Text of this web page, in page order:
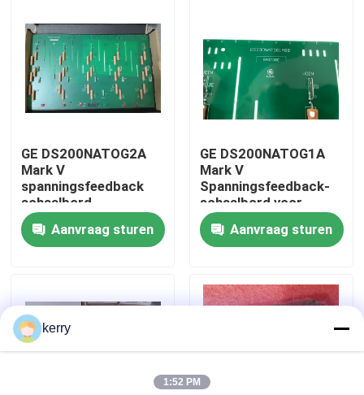
Video's
Over ons
Kwaliteitscontrole
Neem contact met ons op
Vraag een offerte
GE DS200NATOG2A
Mark V
spanningsfeedback
schaalbord
Aanvraag sturen
GE DS200NATOG1A
Mark V
Spanningsfeedback-
schaalbord voor
nauwkeurige AC/DC-
spanningsvermindering
met VME-backplane-
Aanvraag sturen
kerry
1:52 PM